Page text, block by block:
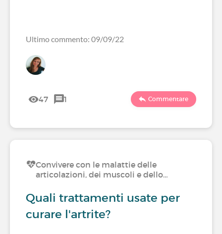
Ultimo commento: 09/09/22
47 1 Commentare
Convivere con le malattie delle
articolazioni, dei muscoli e dello…
Quali trattamenti usate per
curare l'artrite?